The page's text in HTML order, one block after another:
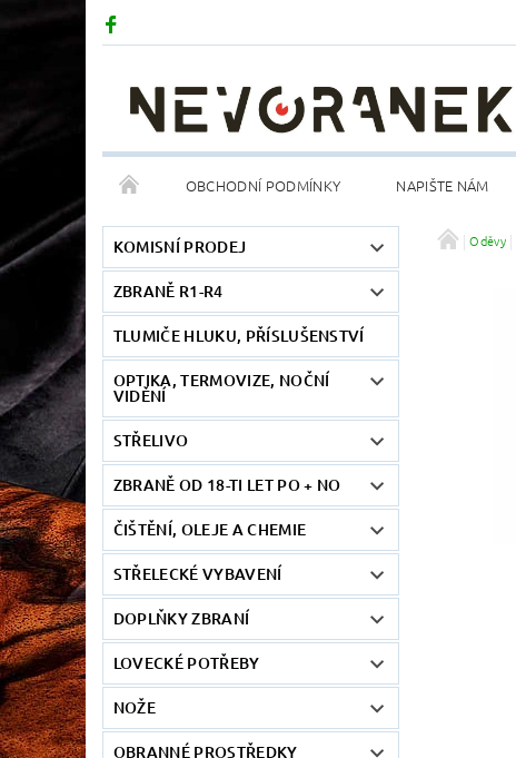
OBCHODNÍ PODMÍNKY NAPIŠTE NÁM
KOMISNÍ PRODEJ
ZBRANĚ R1-R4
TLUMIČE HLUKU, PŘÍSLUŠENSTVÍ
OPTIKA, TERMOVIZE, NOČNÍ
VIDĚNÍ
STŘELIVO
ZBRANĚ OD 18-TI LET PO + NO
ČIŠTĚNÍ, OLEJE A CHEMIE
STŘELECKÉ VYBAVENÍ
DOPLŇKY ZBRANÍ
LOVECKÉ POTŘEBY
NOŽE
OBRANNÉ PROSTŘEDKY
Oděvy